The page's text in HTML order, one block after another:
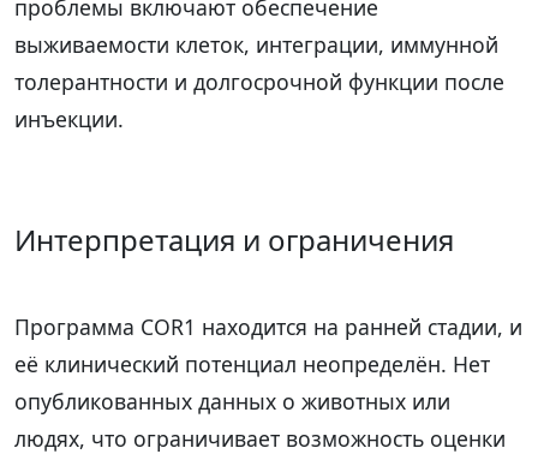
проблемы включают обеспечение
выживаемости клеток, интеграции, иммунной
толерантности и долгосрочной функции после
инъекции.
Интерпретация и ограничения
Программа COR1 находится на ранней стадии, и
её клинический потенциал неопределён. Нет
опубликованных данных о животных или
людях, что ограничивает возможность оценки